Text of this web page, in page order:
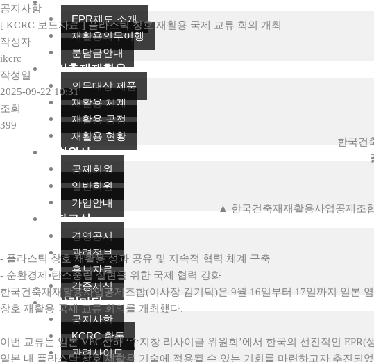
EPR제도 소개
재활용의무이행
분담금안내
건축재재활용
의무대상 제품
재활용 체계
재활용 공정
재활용 현황
회원사
공제회원
일반회원
가입안내
자료실
경영공시
관련정보
홍보자료
각종서식
알림마당
공지사항
KCRC 활동
관련사이트
공지사항
[ KCRC 보도자료 ] 플라스틱 창호 재활용 국제 교류 회의 개최
작성자
ikcrc
작성일
2025-09-22 10:31
조회
399
한국건
▲ 한국건축재재활용사업공제조
- 플라스틱 창호 재활용 성과 공유 및 지속적 협력 체계 구축
- 순환경제•탄소중립 실현을 위한 국제 협력 강화
한국건축재재활용사업공제조합(이사장 김기덕)은 9월 16일부터 17일까지 일본
창호 재활용 국제 교류 회의를 개최했다.
이번 교류는 일본 VEC산하 ‘수지창 리사이클 위원회’에서 한국의 선진적인
일본 내 플라스틱 창호 재활용 기술에 적용될 수 있는 기회를 마련하고자 추진되